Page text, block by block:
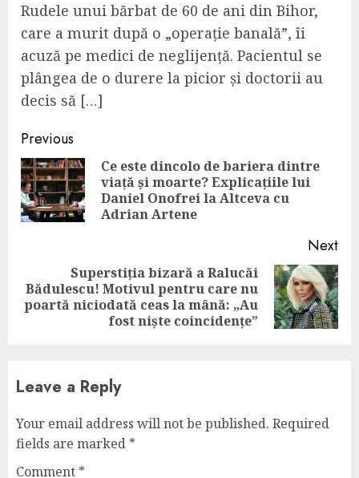
Rudele unui bărbat de 60 de ani din Bihor,
care a murit după o „operație banală”, îi
acuză pe medici de neglijență. Pacientul se
plângea de o durere la picior și doctorii au
decis să […]
Continue
Reading
Previous
Ce este dincolo de bariera dintre
viață și moarte? Explicațiile lui
Daniel Onofrei la Altceva cu
Adrian Artene
Next
Next
post:
Superstiția bizară a Ralucăi
Bădulescu! Motivul pentru care nu
poartă niciodată ceas la mână: „Au
fost niște coincidențe”
Leave a Reply
Your email address will not be published. Required
fields are marked *
Comment *